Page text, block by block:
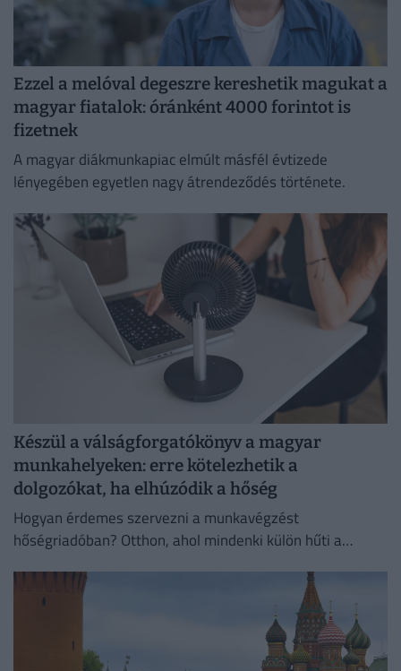
Ezzel a melóval degeszre kereshetik magukat a
magyar fiatalok: óránként 4000 forintot is
fizetnek
A magyar diákmunkapiac elmúlt másfél évtizede
lényegében egyetlen nagy átrendeződés története.
Készül a válságforgatókönyv a magyar
munkahelyeken: erre kötelezhetik a
dolgozókat, ha elhúzódik a hőség
Hogyan érdemes szervezni a munkavégzést
hőségriadóban? Otthon, ahol mindenki külön hűti a
irodaházban, ahol a hűtés központilag működik.